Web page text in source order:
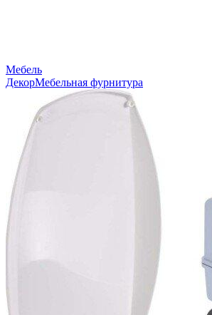
Мебель
ДекорМебельная фурнитура